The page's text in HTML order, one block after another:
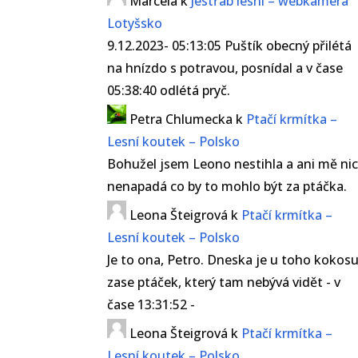
Lotyšsko
9.12.2023- 05:13:05 Puštík obecný přilétá
na hnízdo s potravou, posnídal a v čase
05:38:40 odlétá pryč.
Petra Chlumecka k Ptačí krmítka –
Lesní koutek – Polsko
Bohužel jsem Leono nestihla a ani mě nic
nenapadá co by to mohlo být za ptáčka.
Leona Šteigrová k Ptačí krmítka –
Lesní koutek – Polsko
Je to ona, Petro. Dneska je u toho
zase ptáček, který tam nebývá vidět - v
čase 13:31:52 -
Leona Šteigrová k Ptačí krmítka –